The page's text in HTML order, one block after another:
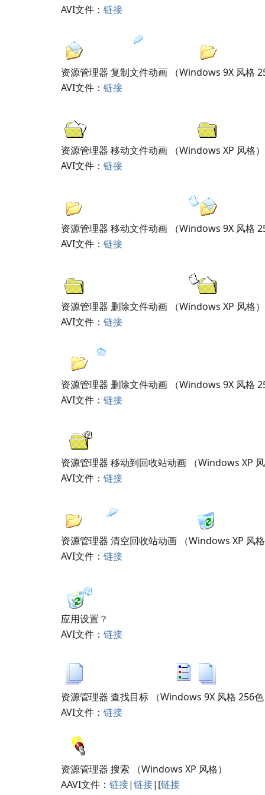
AVI文件： 链接
资源管理器 复制文件动画 （Windows 9X 风格
AVI文件： 链接
资源管理器 移动文件动画 （Windows XP 风格）
AVI文件： 链接
资源管理器 移动文件动画 （Windows 9X 风格
AVI文件： 链接
资源管理器 删除文件动画 （Windows XP 风格）
AVI文件： 链接
资源管理器 删除文件动画 （Windows 9X 风格
AVI文件： 链接
资源管理器 移动到回收站动画 （Windows XP 风
AVI文件： 链接
资源管理器 清空回收站动画 （Windows XP 风格
AVI文件： 链接
应用设置？
AVI文件： 链接
资源管理器 查找目标 （Windows 9X 风格 256色
AVI文件： 链接
资源管理器 搜索 （Windows XP 风格）
AAVI文件： 链接|链接|[链接